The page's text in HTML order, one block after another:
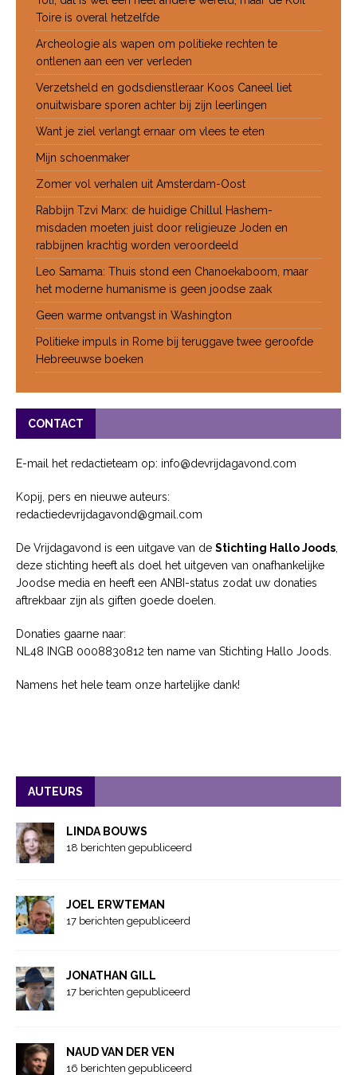
Toire is overal hetzelfde
Archeologie als wapen om politieke rechten te
ontlenen aan een ver verleden
Verzetsheld en godsdienstleraar Koos Caneel liet
onuitwisbare sporen achter bij zijn leerlingen
Want je ziel verlangt ernaar om vlees te eten
Mijn schoenmaker
Zomer vol verhalen uit Amsterdam-Oost
Rabbijn Tzvi Marx: de huidige Chillul Hashem-
misdaden moeten juist door religieuze Joden en
rabbijnen krachtig worden veroordeeld
Leo Samama: Thuis stond een Chanoekaboom, maar
het moderne humanisme is geen joodse zaak
Geen warme ontvangst in Washington
Politieke impuls in Rome bij teruggave twee geroofde
Hebreeuwse boeken
CONTACT
E-mail het redactieteam op: info@devrijdagavond.com
Kopij, pers en nieuwe auteurs:
redactiedevrijdagavond@gmail.com
De Vrijdagavond is een uitgave van de Stichting Hallo Joods
deze stichting heeft als doel het uitgeven van onafhankelijke
Joodse media en heeft een ANBI-status zodat uw donaties
aftrekbaar zijn als giften goede doelen.
Donaties gaarne naar:
NL48 INGB 0008830812 ten name van Stichting Hallo Joods.
Namens het hele team onze hartelijke dank!
AUTEURS
LINDA BOUWS
18 berichten gepubliceerd
JOEL ERWTEMAN
17 berichten gepubliceerd
JONATHAN GILL
17 berichten gepubliceerd
NAUD VAN DER VEN
16 berichten gepubliceerd